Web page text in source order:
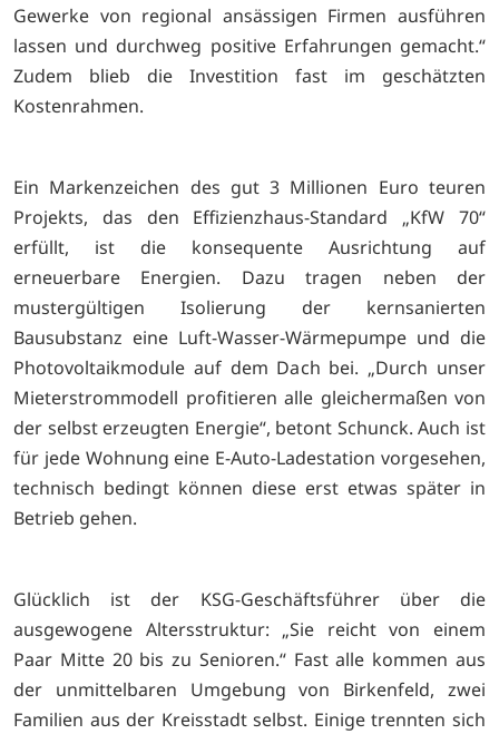
Gewerke von regional ansässigen Firmen ausführen
lassen und durchweg positive Erfahrungen gemacht.“
Zudem blieb die Investition fast im geschätzten
Kostenrahmen.
Ein Markenzeichen des gut 3 Millionen Euro teuren
Projekts, das den Effizienzhaus-Standard „KfW 70“
erfüllt, ist die konsequente Ausrichtung auf
erneuerbare Energien. Dazu tragen neben der
mustergültigen Isolierung der kernsanierten
Bausubstanz eine Luft-Wasser-Wärmepumpe und die
Photovoltaikmodule auf dem Dach bei. „Durch unser
Mieterstrommodell profitieren alle gleichermaßen von
der selbst erzeugten Energie“, betont Schunck. Auch ist
für jede Wohnung eine E-Auto-Ladestation vorgesehen,
technisch bedingt können diese erst etwas später in
Betrieb gehen.
Glücklich ist der KSG-Geschäftsführer über die
ausgewogene Altersstruktur: „Sie reicht von einem
Paar Mitte 20 bis zu Senioren.“ Fast alle kommen aus
der unmittelbaren Umgebung von Birkenfeld, zwei
Familien aus der Kreisstadt selbst. Einige trennten sich